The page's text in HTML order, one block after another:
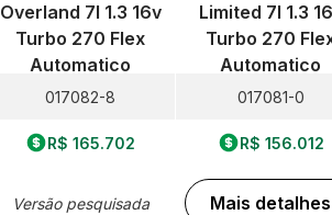
Overland 7l 1.3 16v
Turbo 270 Flex
Automatico
017082-8
R$ 165.702
Versão pesquisada
Limited 7l 1.3
Turbo 270
Automatico
017081-0
R$ 156.012
Mais detalhes